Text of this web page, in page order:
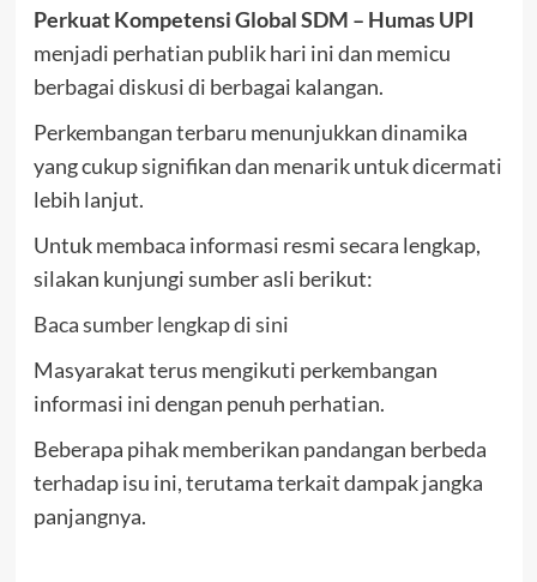
Perkuat Kompetensi Global SDM – Humas UPI
menjadi perhatian publik hari ini dan memicu
berbagai diskusi di berbagai kalangan.
Perkembangan terbaru menunjukkan dinamika
yang cukup signifikan dan menarik untuk dicermati
lebih lanjut.
Untuk membaca informasi resmi secara lengkap,
silakan kunjungi sumber asli berikut:
Baca sumber lengkap di sini
Masyarakat terus mengikuti perkembangan
informasi ini dengan penuh perhatian.
Beberapa pihak memberikan pandangan berbeda
terhadap isu ini, terutama terkait dampak jangka
panjangnya.